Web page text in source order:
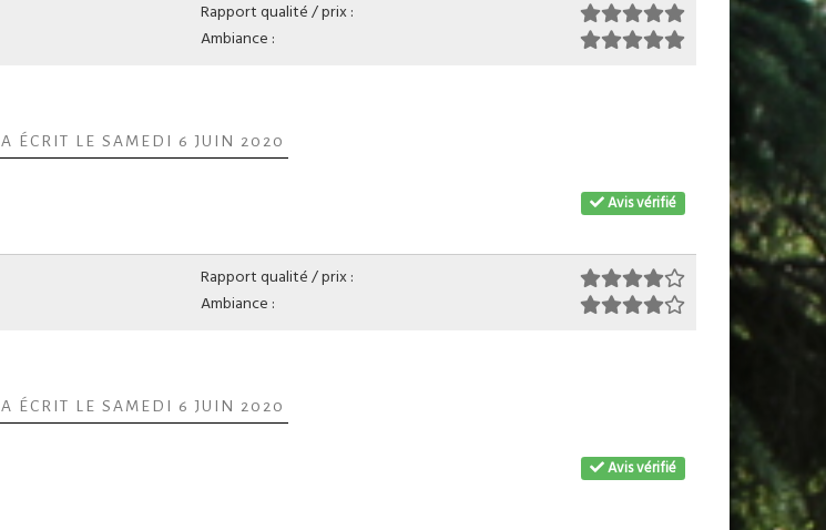
Rapport qualité / prix :
Ambiance :
A ÉCRIT LE SAMEDI 6 JUIN 2020
Avis vérifié
Rapport qualité / prix :
Ambiance :
A ÉCRIT LE SAMEDI 6 JUIN 2020
Avis vérifié